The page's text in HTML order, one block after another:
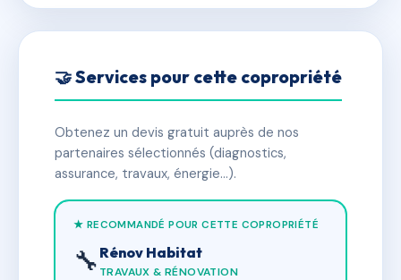
🤝 Services pour cette copropriété
Obtenez un devis gratuit auprès de nos
partenaires sélectionnés (diagnostics,
assurance, travaux, énergie…).
★ RECOMMANDÉ POUR CETTE COPROPRIÉTÉ
🔧 Rénov Habitat
TRAVAUX & RÉNOVATION